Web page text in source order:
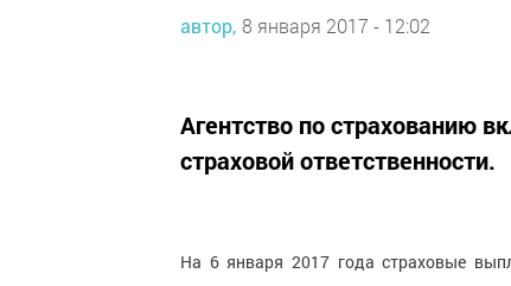
автор, 8 января 2017 - 12:02
Агентство по страхованию
страховой ответственности.
На 6 января 2017 года страховые